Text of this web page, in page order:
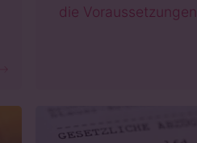
die Voraussetzungen